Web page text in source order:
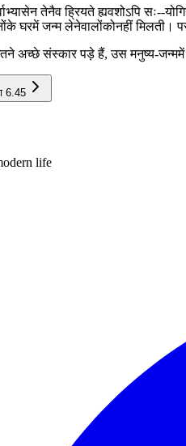
तेनैव ह्रियते ह्यवशोऽपि सः--
घरमें जन्म लेनेवालोंकोनहीं मिलती।
अच्छे संस्कार पड़े हैं, उस मनुष्य-जन्ममें
6.45
life